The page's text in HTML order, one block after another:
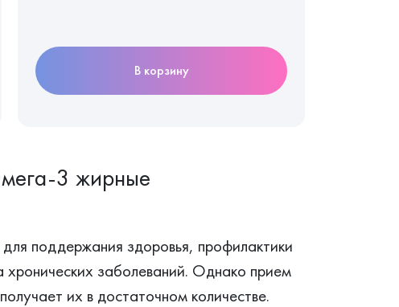
В корзину
3 жирные
поддержания здоровья, профилактики
хронических заболеваний. Однако прием
их в достаточном количестве.